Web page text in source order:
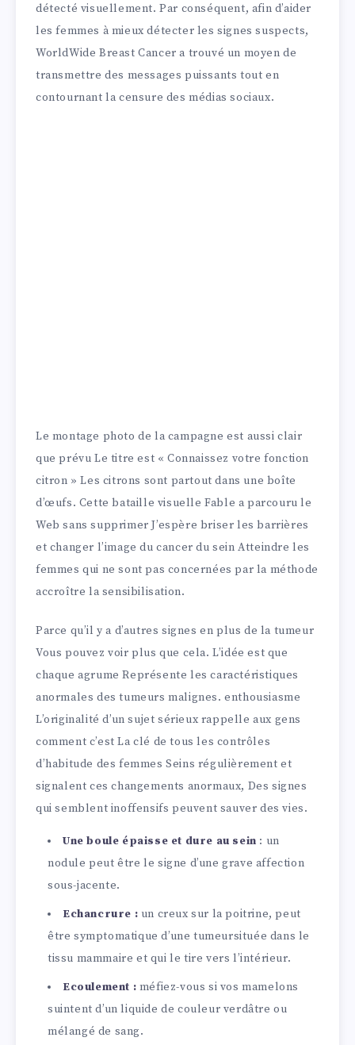
détecté visuellement. Par conséquent, afin d’aider
les femmes à mieux détecter les signes suspects,
WorldWide Breast Cancer a trouvé un moyen de
transmettre des messages puissants tout en
contournant la censure des médias sociaux.
Le montage photo de la campagne est aussi clair
que prévu Le titre est « Connaissez votre fonction
citron » Les citrons sont partout dans une boîte
d’œufs. Cette bataille visuelle Fable a parcouru le
Web sans supprimer J’espère briser les barrières
et changer l’image du cancer du sein Atteindre les
femmes qui ne sont pas concernées par la méthode
accroître la sensibilisation.
Parce qu’il y a d’autres signes en plus de la tumeur
Vous pouvez voir plus que cela. L’idée est que
chaque agrume Représente les caractéristiques
anormales des tumeurs malignes. enthousiasme
L’originalité d’un sujet sérieux rappelle aux gens
comment c’est La clé de tous les contrôles
d’habitude des femmes Seins régulièrement et
signalent ces changements anormaux, Des signes
qui semblent inoffensifs peuvent sauver des vies.
Une boule épaisse et dure au sein : un
nodule peut être le signe d’une grave affection
sous-jacente.
Echancrure : un creux sur la poitrine, peut
être symptomatique d’une tumeursituée dans le
tissu mammaire et qui le tire vers l’intérieur.
Ecoulement : méfiez-vous si vos mamelons
suintent d’un liquide de couleur verdâtre ou
mélangé de sang.